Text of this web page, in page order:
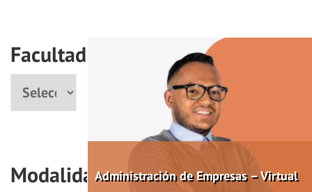
Facultad
ModalidadAdministración de Empresas – Virtual